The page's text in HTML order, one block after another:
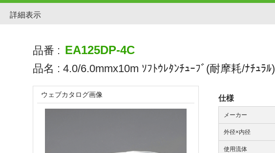
詳細表示
品番 : EA125DP-4C
品名 :4.0/6.0mmx10m ｿﾌﾄｳﾚﾀﾝﾁｭｰﾌﾞ(耐摩耗/ﾅﾁｭﾗﾙ)
仕様
メーカー
外径×内径
使用流体
ウェブカタログ画像